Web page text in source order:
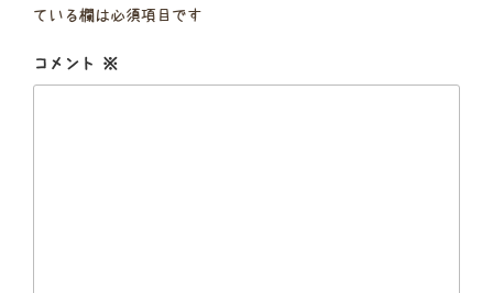
ている欄は必須項目です
コメント ※